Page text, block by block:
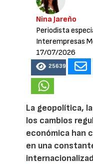
Nina Jareño
Periodista
Interempresas
17/07/2026
25639
La geopolítica,
los cambios
económica han
en una